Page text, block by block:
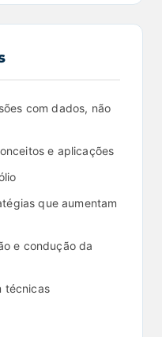
com dados, não
e aplicações
que aumentam
e condução da
técnicas